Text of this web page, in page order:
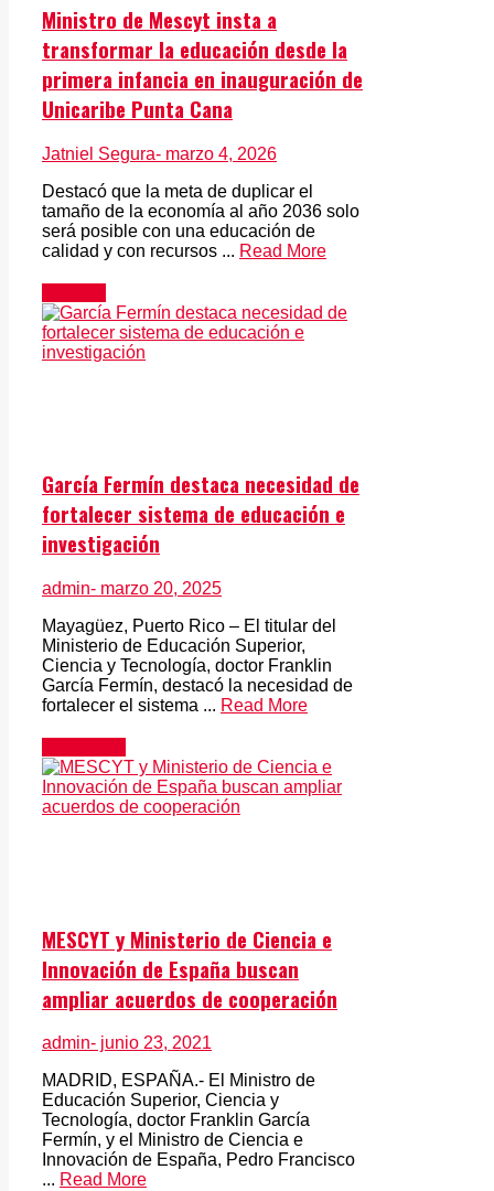
Ministro de Mescyt insta a
transformar la educación desde la
primera infancia en inauguración de
Unicaribe Punta Cana
Jatniel Segura- marzo 4, 2026
Destacó que la meta de duplicar el
tamaño de la economía al año 2036 solo
será posible con una educación de
calidad y con recursos ... Read More
García Fermín destaca necesidad de
fortalecer sistema de educación e
investigación
admin- marzo 20, 2025
Mayagüez, Puerto Rico – El titular del
Ministerio de Educación Superior,
Ciencia y Tecnología, doctor Franklin
García Fermín, destacó la necesidad de
fortalecer el sistema ... Read More
MESCYT y Ministerio de Ciencia e
Innovación de España buscan
ampliar acuerdos de cooperación
admin- junio 23, 2021
MADRID, ESPAÑA.- El Ministro de
Educación Superior, Ciencia y
Tecnología, doctor Franklin García
Fermín, y el Ministro de Ciencia e
Innovación de España, Pedro Francisco
... Read More